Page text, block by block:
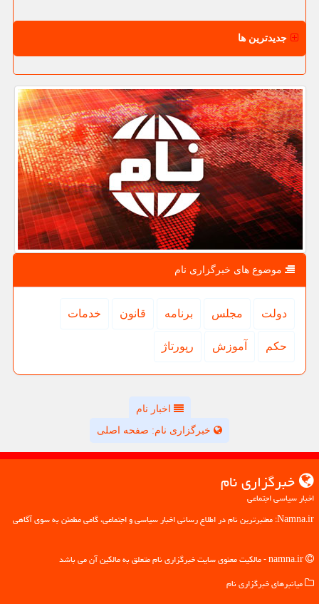
جدیدترین ها
موضوع های خبرگزاری نام
دولت مجلس برنامه قانون خدمات
حكم آموزش رپورتاژ
اخبار نام
خبرگزاری نام: صفحه اصلی
خبرگزاری نام
اخبار سیاسی اجتماعی
Namna.ir: معتبرترین نام در اطلاع رسانی اخبار سیاسی و اجتماعی، گامی مطمئن به سوی آگاهی
میانبرهای خبرگزاری نام